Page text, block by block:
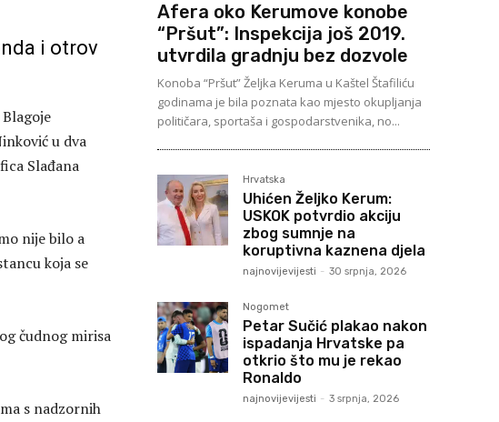
i otrov
u dva
Slađana
nije bilo a
koja se
čudnog mirisa
s nadzornih
Afera oko Kerumove konobe
“Pršut”: Inspekcija još 2019.
utvrdila gradnju bez dozvole
Konoba “Pršut” Željka Keruma u Kaštel Štafiliću
godinama je bila poznata kao mjesto okupljanja
političara, sportaša i gospodarstvenika, no...
Hrvatska
Uhićen Željko Kerum:
USKOK potvrdio akciju
zbog sumnje na
koruptivna kaznena djela
najnovijevijesti - 30 srpnja, 2026
Nogomet
Petar Sučić plakao nakon
ispadanja Hrvatske pa
otkrio što mu je rekao
Ronaldo
najnovijevijesti - 3 srpnja, 2026